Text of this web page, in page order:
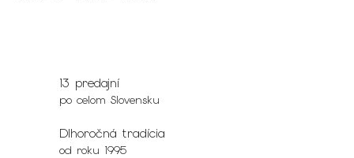
13 predajní
po celom Slovensku
Dlhoročná tradícia
od roku 1995